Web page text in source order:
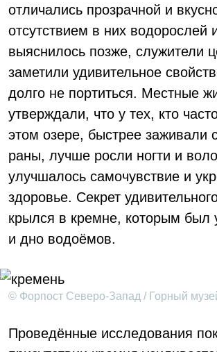
отличались прозрачной и
отсутствием в них водорослей
выяснилось позже, служители
заметили удивительное
долго не портиться. Местные
утверждали, что у тех, кто
этом озере, быстрее заживали
раны, лучше росли ногти и
улучшалось самочувствие и
здоровье. Секрет
крылся в кремне, которым был
и дно водоёмов.
© Форпост Северо-Запад / Горный
Проведённые исследования